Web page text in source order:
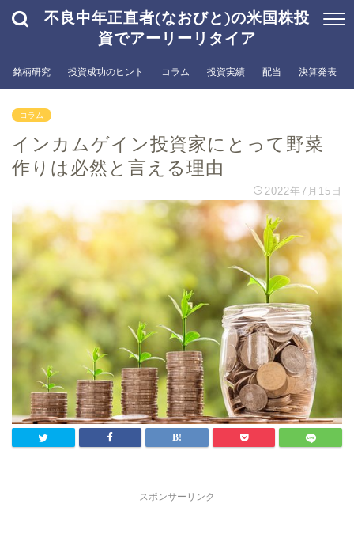
不良中年正直者(なおびと)の米国株投
資でアーリーリタイア
銘柄研究 投資成功のヒント コラム 投資実績 配当 決算発表
コラム
インカムゲイン投資家にとって野菜
作りは必然と言える理由
2022年7月15日
スポンサーリンク